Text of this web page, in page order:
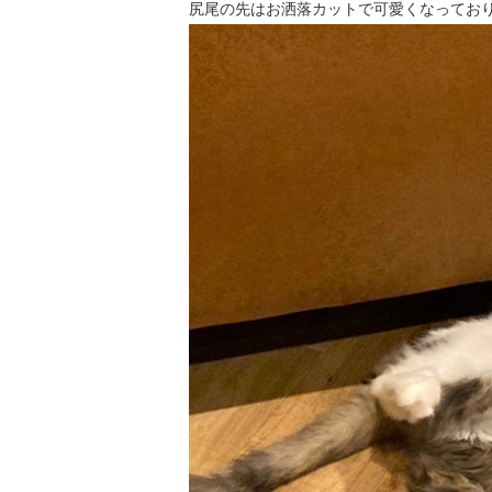
尻尾の先はお洒落カットで可愛くなってお